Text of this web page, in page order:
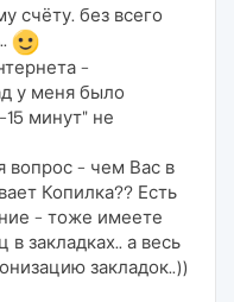
счёту. без всего
-
у меня было
минут" не
вопрос - чем Вас в
Копилка?? Есть
- тоже имеете
в закладках.. а весь
закладок..))